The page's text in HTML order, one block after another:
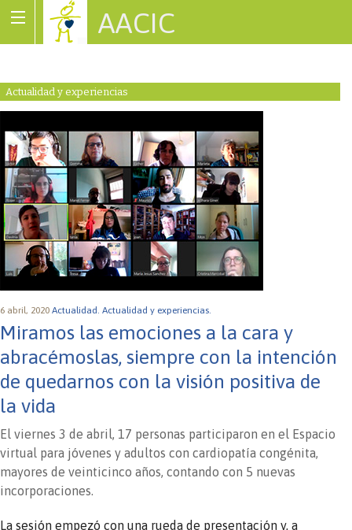
AACIC
Actualidad y experiencias
6 abril, 2020 Actualidad. Actualidad y experiencias.
Miramos las emociones a la cara y
abracémoslas, siempre con la intención
de quedarnos con la visión positiva de
la vida
El viernes 3 de abril, 17 personas participaron en el Espacio
virtual para jóvenes y adultos con cardiopatía congénita,
mayores de veinticinco años, contando con 5 nuevas
incorporaciones.
La sesión empezó con una rueda de presentación y, a